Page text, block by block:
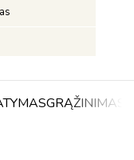
GRĄŽINIMAS